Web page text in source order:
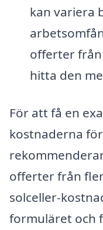
kan variera
offerter
hitta den
För att få en
kostnaderna
offerter från
solceller-
formuläret och